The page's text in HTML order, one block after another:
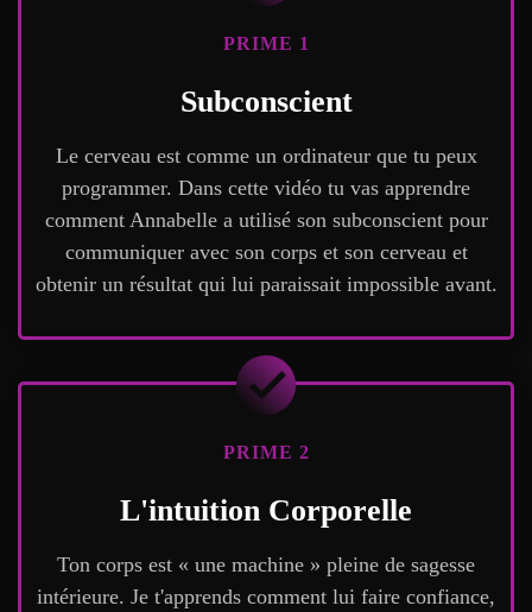
PRIME 1
Subconscient
Le cerveau est comme un ordinateur que tu peux
programmer. Dans cette vidéo tu vas apprendre
comment Annabelle a utilisé son subconscient pour
communiquer avec son corps et son cerveau et
obtenir un résultat qui lui paraissait impossible avant.
PRIME 2
L'intuition Corporelle
Ton corps est « une machine » pleine de sagesse
intérieure. Je t'apprends comment lui faire confiance,